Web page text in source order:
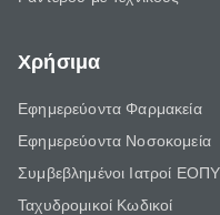
Χρήσιμα
Εφημερεύοντα Φαρμακεία
Εφημερεύοντα Νοσοκομεία
Συμβεβλημένοι Ιατροί
Ταχυδρομικοί Κωδικοί